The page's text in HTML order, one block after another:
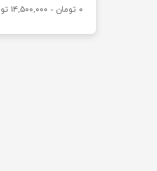
آسیاب
۰ تومان - ۱۴,۵۰۰,۰۰۰ تومان